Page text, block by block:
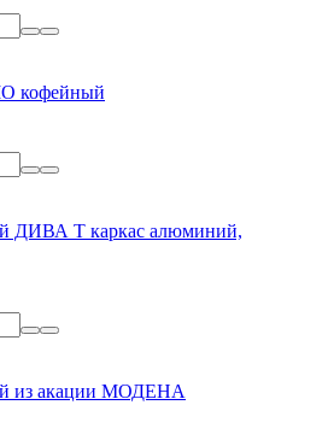
кофейный
ДИВА Т каркас алюминий,
из акации МОДЕНА